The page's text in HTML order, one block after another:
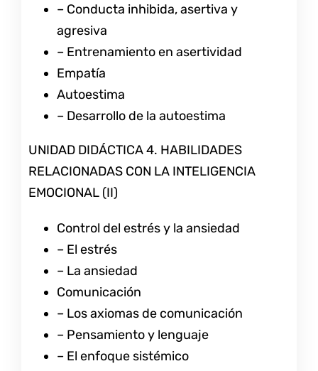
– Conducta inhibida, asertiva y
agresiva
– Entrenamiento en asertividad
Empatía
Autoestima
– Desarrollo de la autoestima
UNIDAD DIDÁCTICA 4. HABILIDADES
RELACIONADAS CON LA INTELIGENCIA
EMOCIONAL (II)
Control del estrés y la ansiedad
– El estrés
– La ansiedad
Comunicación
– Los axiomas de comunicación
– Pensamiento y lenguaje
– El enfoque sistémico